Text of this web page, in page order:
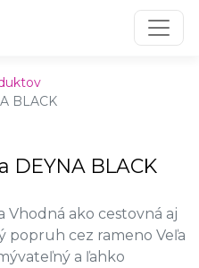
BLACK
DEYNA BLACK
Vhodná ako cestovná aj
popruh cez rameno Veľa
a ľahko